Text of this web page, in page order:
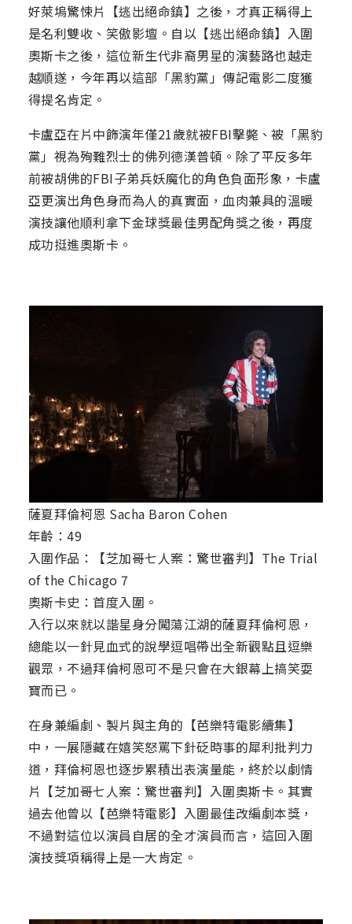
好萊塢驚悚片【逃出絕命鎮】之後，才真正稱得上
是名利雙收、笑傲影壇。自以【逃出絕命鎮】入圍
奧斯卡之後，這位新生代非裔男星的演藝路也越走
越順遂，今年再以這部「黑豹黨」傳記電影二度獲
得提名肯定。
卡盧亞在片中飾演年僅21歲就被FBI擊斃、被「黑豹
黨」視為殉難烈士的佛列德漢普頓。除了平反多年
前被胡佛的FBI子弟兵妖魔化的角色負面形象，卡盧
亞更演出角色身而為人的真實面，血肉兼具的溫暖
演技讓他順利拿下金球獎最佳男配角獎之後，再度
成功挺進奧斯卡。
薩夏拜倫柯恩 Sacha Baron Cohen
年齡：49
入圍作品：【芝加哥七人案：驚世審判】The Trial
of the Chicago 7
奧斯卡史：首度入圍。
入行以來就以諧星身分闖蕩江湖的薩夏拜倫柯恩，
總能以一針見血式的說學逗唱帶出全新觀點且逗樂
觀眾，不過拜倫柯恩可不是只會在大銀幕上搞笑耍
寶而已。
在身兼編劇、製片與主角的【芭樂特電影續集】
中，一展隱藏在嬉笑怒罵下針砭時事的犀利批判力
道，拜倫柯恩也逐步累積出表演量能，終於以劇情
片【芝加哥七人案：驚世審判】入圍奧斯卡。其實
過去他曾以【芭樂特電影】入圍最佳改編劇本獎，
不過對這位以演員自居的全才演員而言，這回入圍
演技獎項稱得上是一大肯定。